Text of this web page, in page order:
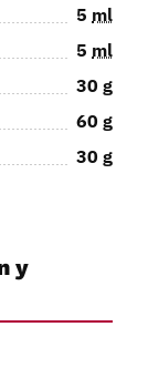
5 ml
5 ml
30 g
60 g
30 g
y